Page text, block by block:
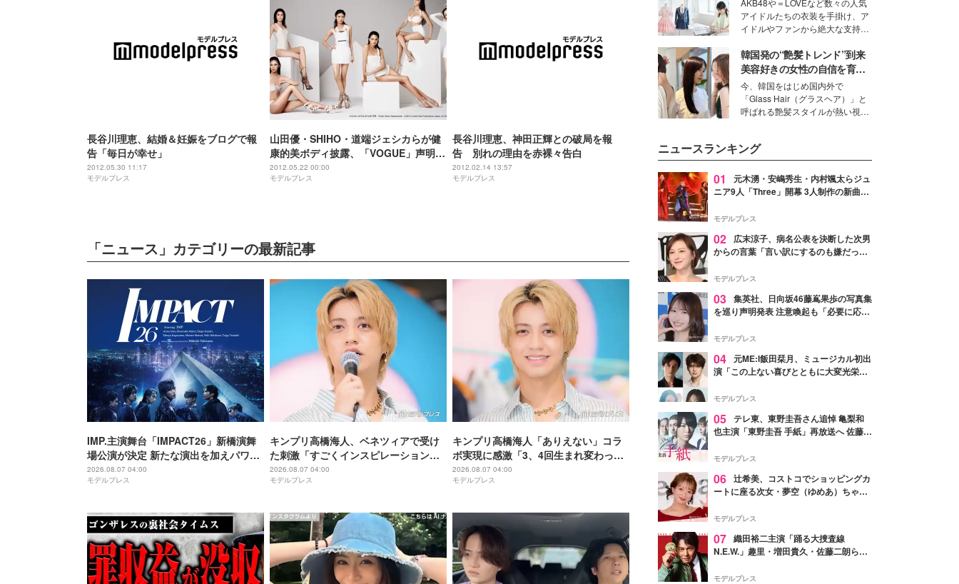
長谷川理恵、結婚＆妊娠をブログで報
告「毎日が幸せ」
2012.05.30 11:17
モデルプレス
山田優・SHIHO・道端ジェシカらが健
康的美ボディ披露、「VOGUE」声明に
賛同
2012.05.22 00:00
モデルプレス
長谷川理恵、神田正輝との破局を報
告 別れの理由を赤裸々告白
2012.02.14 13:57
モデルプレス
「ニュース」カテゴリーの最新記事
IMP.主演舞台「IMPACT26」新橋演舞
場公演が決定 新たな演出を加えパワー
アップ
2026.08.07 04:00
モデルプレス
キンプリ高橋海人、ベネツィアで受け
た刺激「すごくインスピレーション溢
れる街」
2026.08.07 04:00
モデルプレス
キンプリ高橋海人「ありえない」コラ
ボ実現に感激「3、4回生まれ変わって
もできない」
2026.08.07 04:00
モデルプレス
プチャリングスキン：捕水肌）」
技術を、花王が構築した。
クロスシー」インタビュー＞
AKB48や＝LOVEなど数々の人気
アイドルたちの衣装を手掛け、ア
イドルやファンから絶大な支持を
取締役兼クリエイティブディレク
ター・茅野しのぶ。一人ひとりの
個性に寄り添い、魅力を引き出す
衣装作りは、多くの女性たちに勇
気と自信を与え続けている。
韓国発の“艶髪トレンド”到来
美容好きの女性の自信を育む
「ヘアケア事情」って？
今、韓国をはじめ国内外で
「Glass Hair（グラスヘア）」と
呼ばれる艶髪スタイルが熱い視線
して、“髪そのものの美しさ”に改
めて注目する人が増えている様
子。今回は、そんな憧れの艶やか
な髪を日常で叶える、美容好きの
ます。
ニュースランキング
01
元木湧・安嶋秀生・内村颯太らジュ
ニア9人「Three」開幕 3人制作の新曲＆
進んで夢を掴みたい」【ゲネプロレポ】
モデルプレス
02
広末涼子、病名公表を決断した次男
からの言葉「言い訳にするのも嫌だっ
モデルプレス
03 集英社、日向坂46藤嶌果歩の写真集
を巡り声明発表 注意喚起も「必要に応じ
モデルプレス
04 元ME:I飯田栞月、ミュージカル初出
演「この上ない喜びとともに大変光栄」
ャスト発表
モデルプレス
05 テレ東、東野圭吾さん追悼 亀梨和
也主演「東野圭吾 手紙」再放送へ 佐藤隆
モデルプレス
06 辻希美、コストコでショッピングカ
ートに座る次女・夢空（ゆめあ）ちゃん
ぎ」「成長を感じる」の声
モデルプレス
07 織田裕二主演「踊る大捜査線
N.E.W.」趣里・増田貴久・佐藤二朗ら新
徴する“謎のキーワード”も
モデルプレス